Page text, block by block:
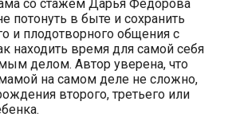
со стажем Дарья Федорова
потонуть в быте и сохранить
и плодотворного общения с
находить время для самой себя
делом. Автор уверена, что
на самом деле не сложно,
второго, третьего или